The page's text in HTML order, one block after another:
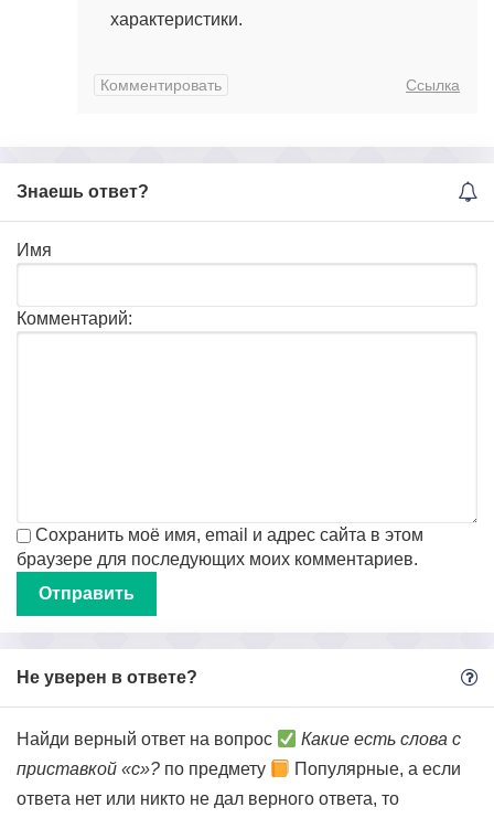
характеристики.
Комментировать Ссылка
Знаешь ответ?
Имя
Комментарий:
Сохранить моё имя, email и адрес сайта в этом
браузере для последующих моих комментариев.
Не уверен в ответе?
Найди верный ответ на вопрос
Какие есть слова с
приставкой «с»? по предмету
Популярные, а если
ответа нет или никто не дал верного ответа, то